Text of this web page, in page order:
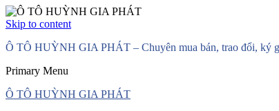
Skip to content
Ô TÔ HUỲNH GIA PHÁT – Chuyên mua bán, trao đổi, ký
Primary Menu
Ô TÔ HUỲNH GIA PHÁT